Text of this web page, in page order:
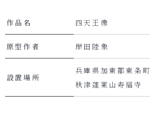
作品名 四天王像
原型作者 岸田陸象
設置場所
兵庫県加東郡東条町
秋津蓬莱山寿福寺